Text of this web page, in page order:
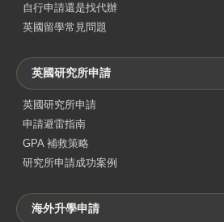
自行申請還是找代辦
英國留學常見問題
英國研究所申請
英國研究所申請
申請避雷指南
GPA 補救策略
研究所申請成功案例
海外升學申請